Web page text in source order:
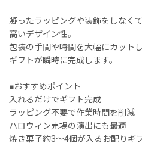
凝ったラッピングや装飾をしなく
高いデザイン性。
包装の手間や時間を大幅にカット
ギフトが瞬時に完成します。
■おすすめポイント
入れるだけでギフト完成
ラッピング不要で作業時間を削減
ハロウィン売場の演出にも最適
焼き菓子約3〜4個が入るお配りギ